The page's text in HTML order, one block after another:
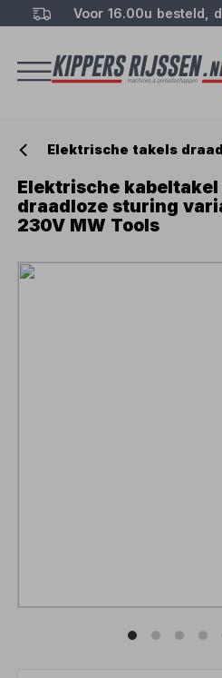
Voor 16.00u besteld,
Elektrische takels
Elektrische
draadloze sturing
230V MW Tools